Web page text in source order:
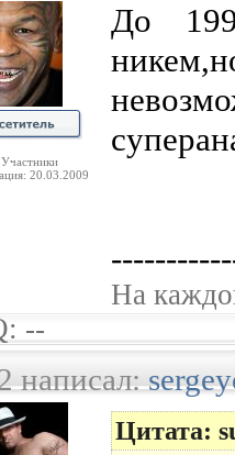
20.03.2009
До
На
--
написал:
Цитата: